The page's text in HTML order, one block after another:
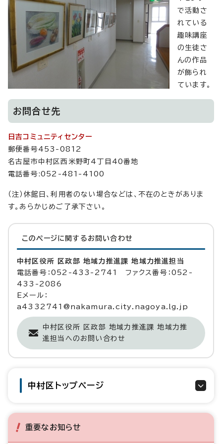
で活動さ
れている
趣味講座
の生徒さ
んの作品
が飾られ
ています。
お問合せ先
日吉コミュニティセンター
郵便番号453-0812
名古屋市中村区西米野町4丁目40番地
電話番号:052-481-4100
（注）休館日、利用者のない場合などは、不在のときがありま
す。あらかじめご了承下さい。
このページに関する お問い合わせ
中村区役所 区政部 地域力推進課 地域力推進担当
電話番号：052-433-2741 ファクス番号：052-
433-2086
Eメール：
a4332741@nakamura.city.nagoya.lg.jp
中村区役所 区政部 地域力推進課 地域力推
進担当へのお問い合わせ
中村区トップページ
重要なお知らせ